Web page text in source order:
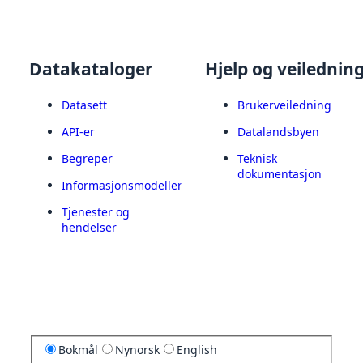
Datakataloger
Datasett
API-er
Begreper
Informasjonsmodeller
Tjenester og
hendelser
Hjelp og
Brukerveiledning
Datalandsbyen
Teknisk
dokumentasjon
Bokmål Nynorsk English